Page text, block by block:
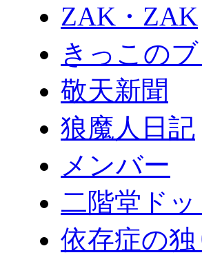
ZAK・ZAK
きっこの
敬天新聞
狼魔人日記
メンバー
二階堂ド
依存症の